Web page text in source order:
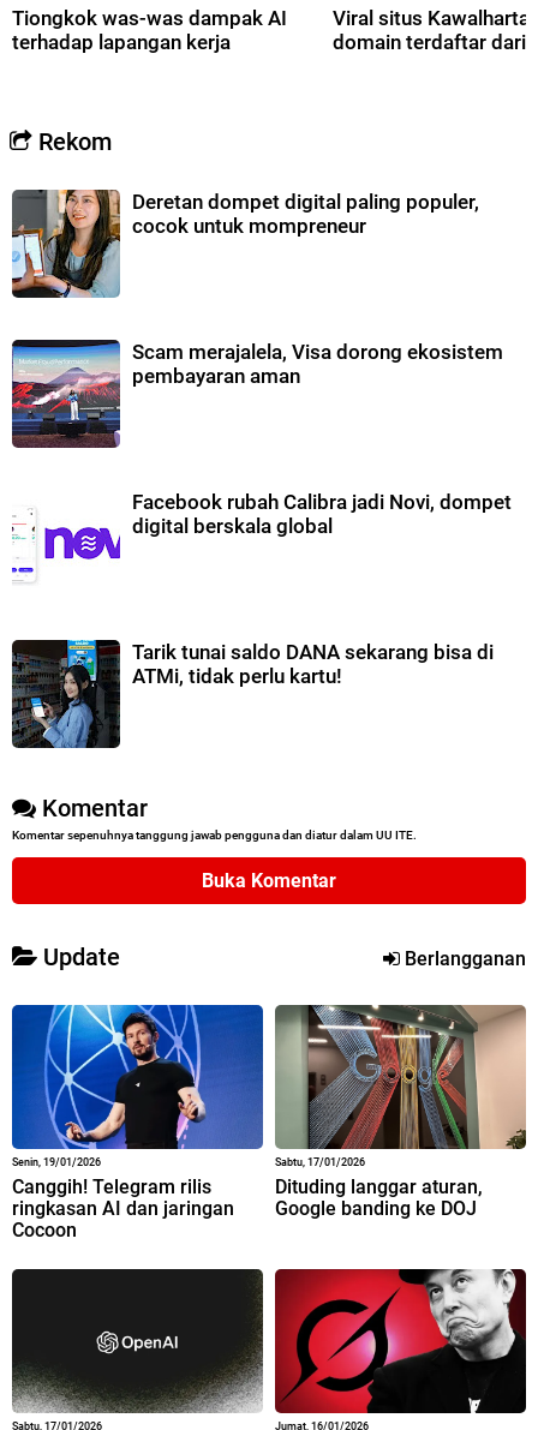
Tiongkok was-was dampak AI
terhadap lapangan kerja
Viral situs
domain terdaftar dari
Rekom
Deretan dompet digital paling populer,
cocok untuk mompreneur
Scam merajalela, Visa dorong ekosistem
pembayaran aman
Facebook rubah Calibra jadi Novi, dompet
digital berskala global
Tarik tunai saldo DANA sekarang bisa di
ATMi, tidak perlu kartu!
Komentar
Komentar sepenuhnya tanggung jawab pengguna dan diatur dalam UU ITE.
Buka Komentar
Update Berlangganan
Senin, 19/01/2026
Canggih! Telegram rilis
ringkasan AI dan jaringan
Cocoon
Sabtu, 17/01/2026
Dituding langgar aturan,
Google banding ke DOJ
Sabtu, 17/01/2026 Jumat, 16/01/2026